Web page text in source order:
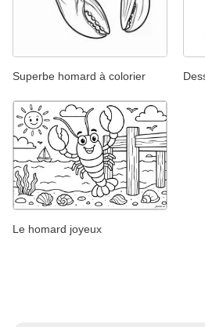
Superbe homard à colorier
Le homard joyeux